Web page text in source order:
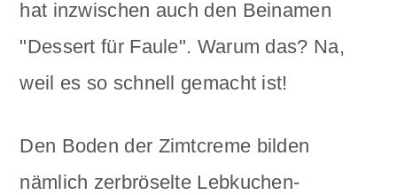
hat inzwischen auch den Beinamen
"Dessert für Faule". Warum das? Na,
weil es so schnell gemacht ist!
Den Boden der Zimtcreme bilden
nämlich zerbröselte Lebkuchen-